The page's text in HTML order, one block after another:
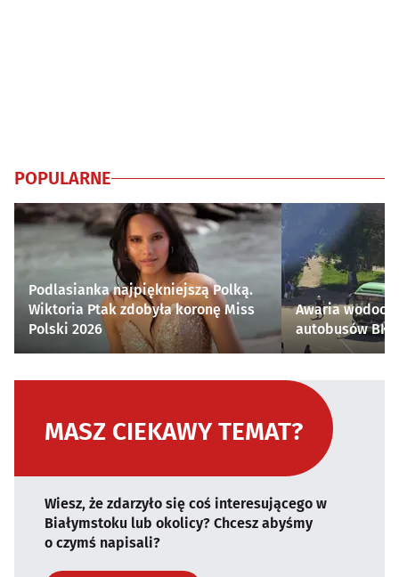
POPULARNE
Podlasianka najpiękniejszą Polką.
Wiktoria Ptak zdobyła koronę Miss
Polski 2026
Awaria
autobusów
MASZ CIEKAWY TEMAT?
Wiesz, że zdarzyło się coś interesującego w
Białymstoku lub okolicy? Chcesz abyśmy
o czymś napisali?